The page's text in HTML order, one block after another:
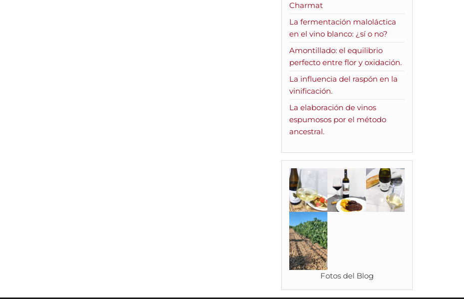
Charmat
La fermentación maloláctica
en el vino blanco: ¿sí o no?
Amontillado: el equilibrio
perfecto entre flor y oxidación.
La influencia del raspón en la
vinificación.
La elaboración de vinos
espumosos por el método
ancestral.
Fotos del Blog